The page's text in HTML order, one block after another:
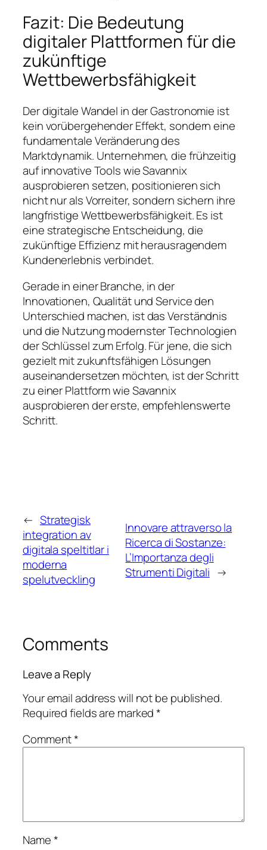
Fazit: Die Bedeutung
digitaler Plattformen für die
zukünftige
Wettbewerbsfähigkeit
Der digitale Wandel in der Gastronomie ist
kein vorübergehender Effekt, sondern eine
fundamentale Veränderung des
Marktdynamik. Unternehmen, die frühzeitig
auf innovative Tools wie Savannix
ausprobieren setzen, positionieren sich
nicht nur als Vorreiter, sondern sichern ihre
langfristige Wettbewerbsfähigkeit. Es ist
eine strategische Entscheidung, die
zukünftige Effizienz mit herausragendem
Kundenerlebnis verbindet.
Gerade in einer Branche, in der
Innovationen, Qualität und Service den
Unterschied machen, ist das Verständnis
und die Nutzung modernster Technologien
der Schlüssel zum Erfolg. Für jene, die sich
gezielt mit zukunftsfähigen Lösungen
auseinandersetzen möchten, ist der Schritt
zu einer Plattform wie Savannix
ausprobieren der erste, empfehlenswerte
Schritt.
← Strategisk
integration av
digitala speltitlar i
moderna
spelutveckling
Innovare attraverso la
Ricerca di Sostanze:
L’Importanza degli
Strumenti Digitali →
Comments
Leave a Reply
Your email address will not be published.
Required fields are marked*
Comment*
Name*